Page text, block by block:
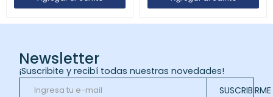
Newsletter
¡Suscribite y recibí todas nuestras novedades!
SUSCRIBIRME